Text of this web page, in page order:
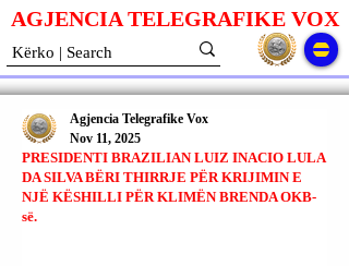
AGJENCIA TELEGRAFIKE VOX
PRESIDENTI BRAZILIAN LUIZ INACIO LULA
DA SILVA BËRI THIRRJE PËR KRIJIMIN E
NJË KËSHILLI PËR KLIMËN BRENDA OKB-
së.
Agjencia Telegrafike Vox
Nov 11, 2025